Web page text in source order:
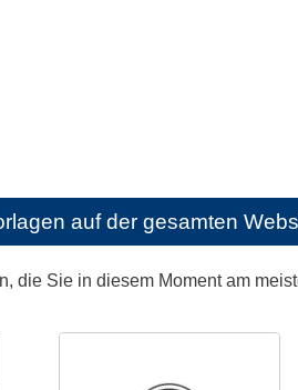
auf der gesamten
die Sie in diesem Moment am